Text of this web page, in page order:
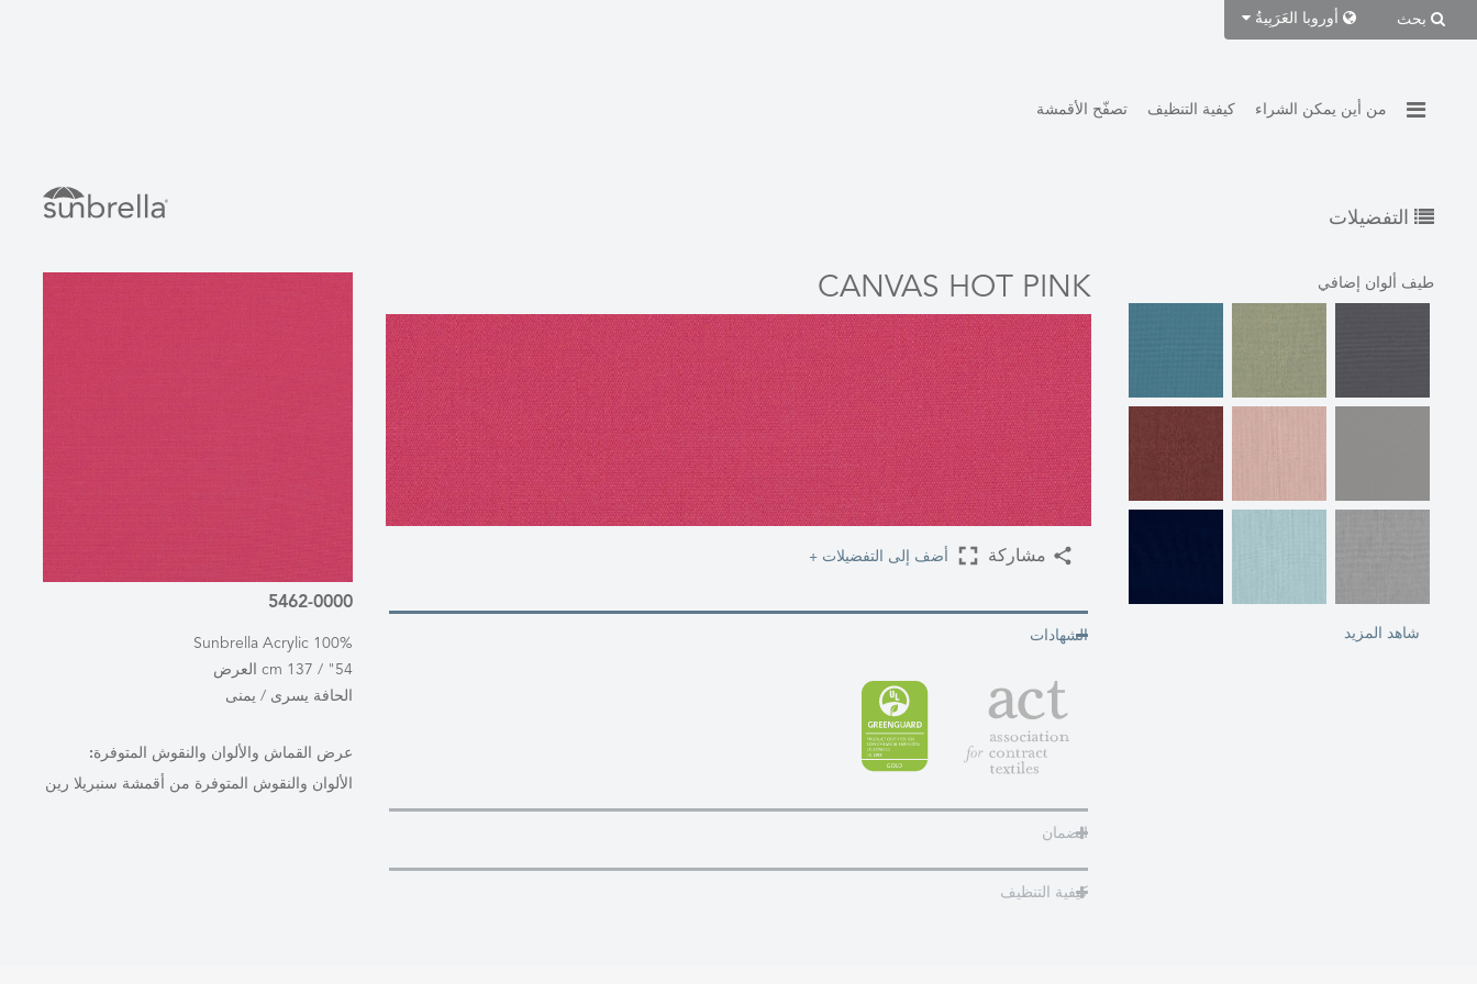
أوروبا العَرَبِيةُ
تصفّح الأقمشة كيفية التنظيف من أين يمكن الشراء
التفضيلات
5462-0000
100% Sunbrella Acrylic
54" / 137 cm العرض
الحافة يسرى / يمنى
عرض القماش والألوان والنقوش المتوفرة:
الألوان والنقوش المتوفرة من أقمشة سنبريلا رين
CANVAS HOT PINK
مشاركة أضف إلى التفضيلات +
الشهادات
الضمان
كيفية التنظيف
طيف ألوان إضافي
شاهد المزيد